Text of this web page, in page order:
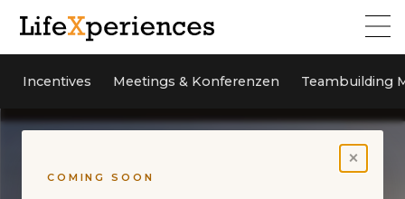
Incentives Meetings & Konferenzen Teambuilding
×
COMING SOON